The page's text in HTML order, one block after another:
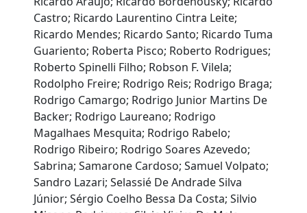
Castro; Ricardo Laurentino Cintra Leite;
Ricardo Mendes; Ricardo Santo; Ricardo Tuma
Guariento; Roberta Pisco; Roberto Rodrigues;
Roberto Spinelli Filho; Robson F. Vilela;
Rodolpho Freire; Rodrigo Reis; Rodrigo Braga;
Rodrigo Camargo; Rodrigo Junior Martins De
Backer; Rodrigo Laureano; Rodrigo
Magalhaes Mesquita; Rodrigo Rabelo;
Rodrigo Ribeiro; Rodrigo Soares Azevedo;
Sabrina; Samarone Cardoso; Samuel Volpato;
Sandro Lazari; Selassié De Andrade Silva
Júnior; Sérgio Coelho Bessa Da Costa; Silvio